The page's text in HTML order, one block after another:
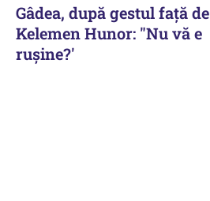
Gâdea, după gestul față de
Kelemen Hunor: "Nu vă e
rușine?'